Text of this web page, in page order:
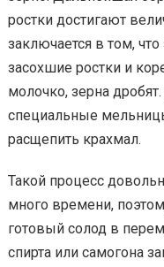
ростки достигают
заключается в том,
засохшие ростки и
молочко, зерна
специальные
расщепить крахмал.
Такой процесс
много времени,
готовый солод в
спирта или самогона